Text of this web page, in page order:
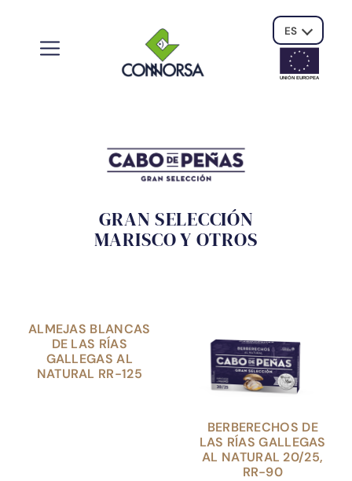
ES
UNIÓN EUROPEA
GRAN SELECCIÓN
MARISCO Y OTROS
ALMEJAS BLANCAS
DE LAS RÍAS
GALLEGAS AL
NATURAL RR-125
BERBERECHOS DE
LAS RÍAS GALLEGAS
AL NATURAL 20/25,
RR-90